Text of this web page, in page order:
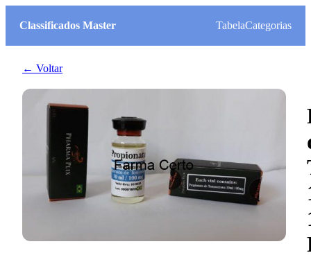
Classificados Master TabelaCategorias
← Voltar